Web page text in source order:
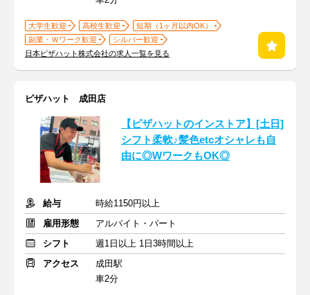
大学生歓迎 高校生歓迎
短期（1ヶ月以内OK）
副業・Ｗワーク歓迎
シルバー歓迎
日本ピザハット株式会社の求人一覧を見る
ピザハット 成田店
【ピザハットのインストア】[土日]
シフト柔軟♪髪色etcオシャレも自
由に◎WワークもOK◎
給与
時給1150円以上
雇用形態
アルバイト・パート
シフト
週1日以上 1日3時間以上
アクセス
成田駅
車2分